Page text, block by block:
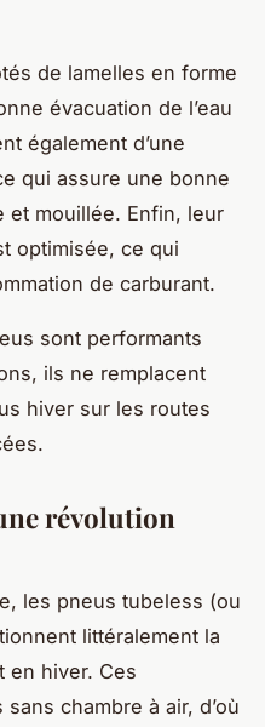
de lamelles en forme
évacuation de l’eau
également d’une
qui assure une bonne
et mouillée. Enfin, leur
optimisée, ce qui
de carburant.
sont performants
ils ne remplacent
hiver sur les routes
révolution
les pneus tubeless (ou
littéralement la
en hiver. Ces
chambre à air, d’où